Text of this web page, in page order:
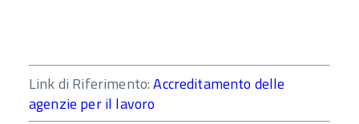
Link di Riferimento:Accreditamento delle
agenzie per il lavoro